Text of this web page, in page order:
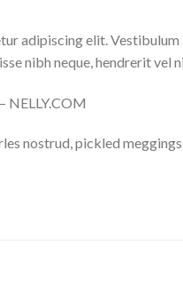
adipiscing elit.
nibh neque, hendrerit
NELLY.COM
nostrud, pickled